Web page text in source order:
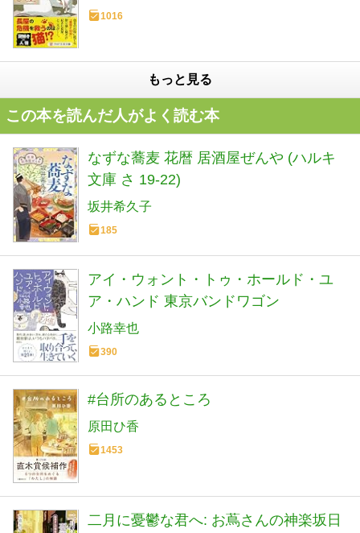
1016
もっと見る
この本を読んだ人がよく読む本
なずな蕎麦 花暦 居酒屋ぜんや (ハルキ
文庫 さ 19-22)
坂井希久子
185
アイ・ウォント・トゥ・ホールド・ユ
ア・ハンド 東京バンドワゴン
小路幸也
390
#台所のあるところ
原田ひ香
1453
二月に憂鬱な君へ: お蔦さんの神楽坂日